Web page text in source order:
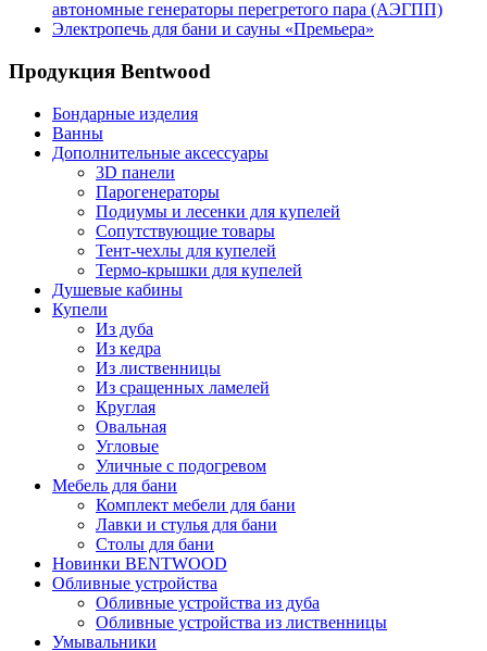
автономные генераторы перегретого пара (АЭГПП)
Электропечь для бани и сауны «Премьера»
Продукция Bentwood
Бондарные изделия
Ванны
Дополнительные аксессуары
3D панели
Парогенераторы
Подиумы и лесенки для купелей
Сопутствующие товары
Тент-чехлы для купелей
Термо-крышки для купелей
Душевые кабины
Купели
Из дуба
Из кедра
Из лиственницы
Из сращенных ламелей
Круглая
Овальная
Угловые
Уличные с подогревом
Мебель для бани
Комплект мебели для бани
Лавки и стулья для бани
Столы для бани
Новинки BENTWOOD
Обливные устройства
Обливные устройства из дуба
Обливные устройства из лиственницы
Умывальники